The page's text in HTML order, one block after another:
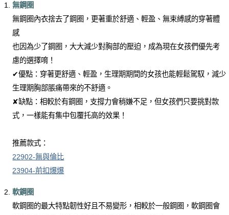
無鋼圈
無鋼圈內衣捨去了鋼圈，更著重於舒適、輕盈、無束縛感的穿著體
感
也因為少了鋼圈，大大減少對胸部的壓迫，成為現在女孩們優先考
慮的選擇唷！
✔優點：穿著更舒適、輕盈，生理期期間的女孩也能輕鬆駕馭，減少
生理期胸部脹痛帶來的不舒適。
✘缺點：相較於有鋼圈，支撐力會稍嫌不足，但女孩們只要挑對款
式，一樣能有集中包覆托高的效果！
推薦款式：
22902-無與倫比
23904-前扣爆爆
軟鋼圈
軟鋼圈的最大特點韌性好且不易變形，相較於一般鋼圈，軟鋼圈會